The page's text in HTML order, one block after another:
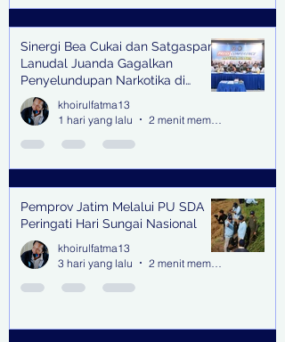
Sinergi Bea Cukai dan Satgaspam
Lanudal Juanda Gagalkan
Penyelundupan Narkotika di
Bandara Juanda
khoirulfatma13
1 hari yang lalu
Pemprov Jatim Melalui PU SDA
Peringati Hari Sungai Nasional
khoirulfatma13
3 hari yang lalu